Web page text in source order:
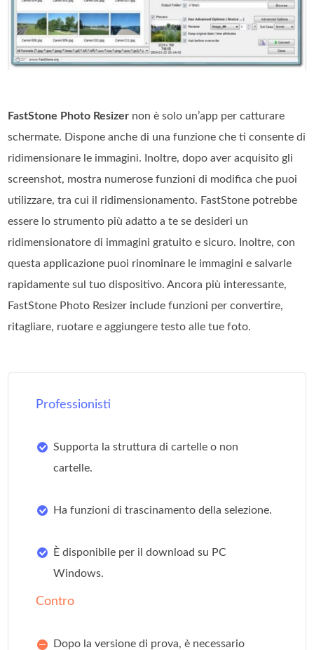
FastStone Photo Resizer non è solo un’app per catturare
schermate. Dispone anche di una funzione che ti consente di
ridimensionare le immagini. Inoltre, dopo aver acquisito gli
screenshot, mostra numerose funzioni di modifica che puoi
utilizzare, tra cui il ridimensionamento. FastStone potrebbe
essere lo strumento più adatto a te se desideri un
ridimensionatore di immagini gratuito e sicuro. Inoltre, con
questa applicazione puoi rinominare le immagini e salvarle
rapidamente sul tuo dispositivo. Ancora più interessante,
FastStone Photo Resizer include funzioni per convertire,
ritagliare, ruotare e aggiungere testo alle tue foto.
Professionisti
Supporta la struttura di cartelle o non
cartelle.
Ha funzioni di trascinamento della selezione.
È disponibile per il download su PC
Windows.
Contro
Dopo la versione di prova, è necessario